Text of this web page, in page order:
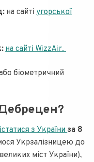
на сайті угорської
на сайті WizzAir.
біометричний
з Україниза 8
Укрзалізницею до
міст України),